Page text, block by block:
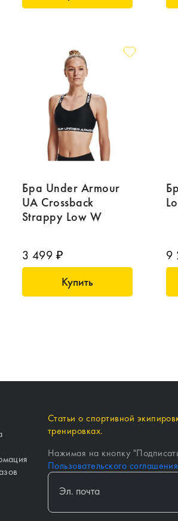
Бра Under Armour
UA Crossback
Strappy Low W
3 499 ₽
Купить
9
Статьи о спортивной
тренировках.
Нажимая на кнопку "
Пользовательского соглашения